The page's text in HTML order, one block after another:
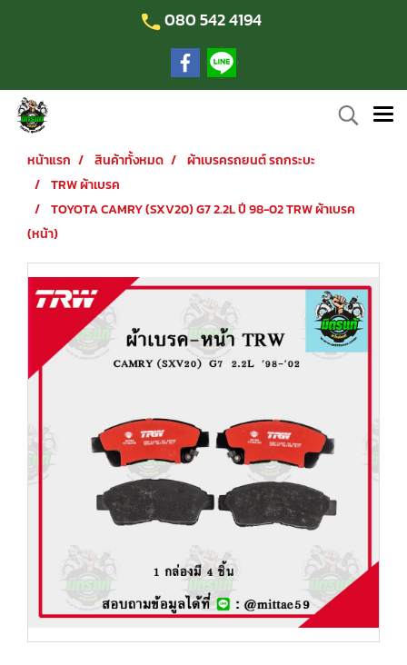
080 542 4194
หน้าแรก สินค้าทั้งหมด
ผ้าเบรครถยนต์ รถกระบะ
TRW ผ้าเบรค
TOYOTA CAMRY (SXV20) G7 2.2L ปี 98-02 TRW ผ้าเบรค
(หน้า)